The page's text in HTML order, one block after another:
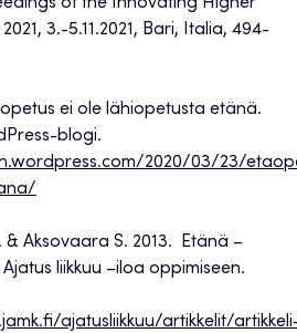
of the Innovating Higher
3.-5.11.2021, Bari, Italia, 494-
ei ole lähiopetusta etänä.
blogi.
2020/03/23/
Aksovaara S. 2013. Etänä –
liikkuu –iloa oppimiseen.
ajatusliikkuu/artikkelit/